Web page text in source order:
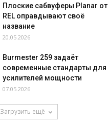
Плоские сабвуферы Planar от
REL оправдывают своё
название
20.05.2026
Burmester 259 задаёт
современные стандарты для
усилителей мощности
07.05.2026
Загрузить ещё